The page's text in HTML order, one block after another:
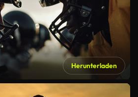
Herunterladen